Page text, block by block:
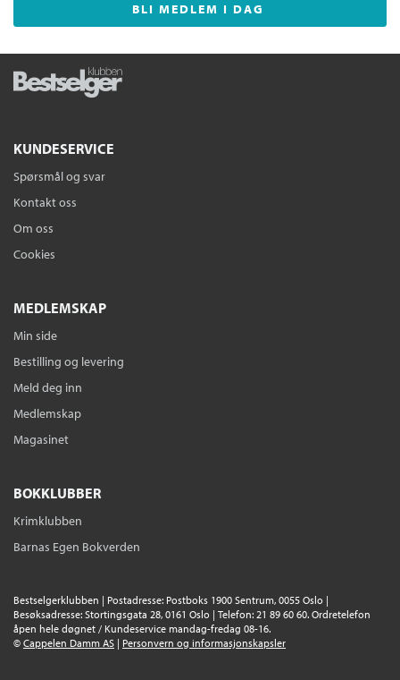
BLI MEDLEM I DAG
KUNDESERVICE
Spørsmål og svar
Kontakt oss
Om oss
Cookies
MEDLEMSKAP
Min side
Bestilling og levering
Meld deg inn
Medlemskap
Magasinet
BOKKLUBBER
Krimklubben
Barnas Egen Bokverden
Bestselgerklubben | Postadresse: Postboks 1900 Sentrum, 0055 Oslo |
Besøksadresse: Stortingsgata 28, 0161 Oslo | Telefon: 21 89 60 60. Ordretelefon
åpen hele døgnet / Kundeservice mandag-fredag 08-16.
© Cappelen Damm AS | Personvern og informasjonskapsler